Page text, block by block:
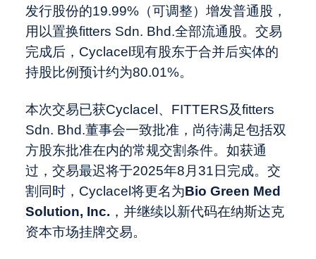
发行股份的19.99%（可调整）增发普通股，
用以置换fitters Sdn. Bhd.全部流通股。交易
完成后，Cyclacel现有股东于合并后实体的
持股比例预计约为80.01%。
本次交易已获Cyclacel、FITTERS及fitters
Sdn. Bhd.董事会一致批准，尚待满足包括双
方股东批准在内的常规交割条件。如获通
过，交易最迟将于2025年8月31日完成。交
割同时，Cyclacel将更名为Bio Green Med
Solution, Inc. ，并继续以新代码在纳斯达克
资本市场挂牌交易。